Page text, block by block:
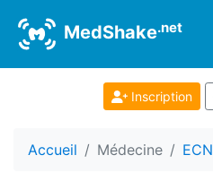
MedShake.net
Inscription
Accueil Médecine ECN